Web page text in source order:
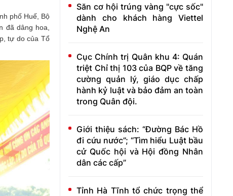
phố Huế, Bộ
đã dâng hoa,
tự do của Tổ
Săn cơ hội trúng vàng "cực sốc"
dành cho khách hàng Viettel
Nghệ An
Cục Chính trị Quân khu 4: Quán
triệt Chỉ thị 103 của BQP về tăng
cường quản lý, giáo dục chấp
hành kỷ luật và bảo đảm an toàn
trong Quân đội.
Giới thiệu sách: “Đường Bác Hồ
đi cứu nước”; “Tìm hiểu Luật bầu
cử Quốc hội và Hội đồng Nhân
dân các cấp”
Tỉnh Hà Tĩnh tổ chức trọng thể